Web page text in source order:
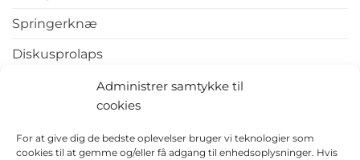
Administrer samtykke til
cookies
For at give dig de bedste oplevelser bruger vi teknologier som
cookies til at gemme og/eller få adgang til enhedsoplysninger. Hvis
Springerknæ
Diskusprolaps